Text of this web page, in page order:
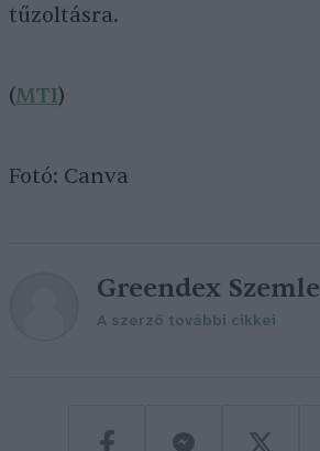
tűzoltásra.
(MTI)
Fotó: Canva
Greendex Szemle
A szerző további cikkei